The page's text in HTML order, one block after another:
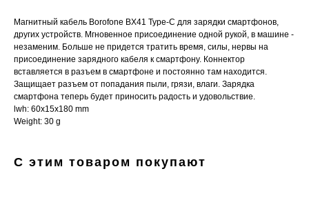
Магнитный кабель Borofone BX41 Type-C для зарядки смартфонов,
других устройств. Мгновенное присоединение одной рукой, в машине -
незаменим. Больше не придется тратить время, силы, нервы на
присоединение зарядного кабеля к смартфону. Коннектор
вставляется в разъем в смартфоне и постоянно там находится.
Защищает разъем от попадания пыли, грязи, влаги. Зарядка
смартфона теперь будет приносить радость и удовольствие.
lwh: 60x15x180 mm
Weight: 30 g
С этим товаром покупают